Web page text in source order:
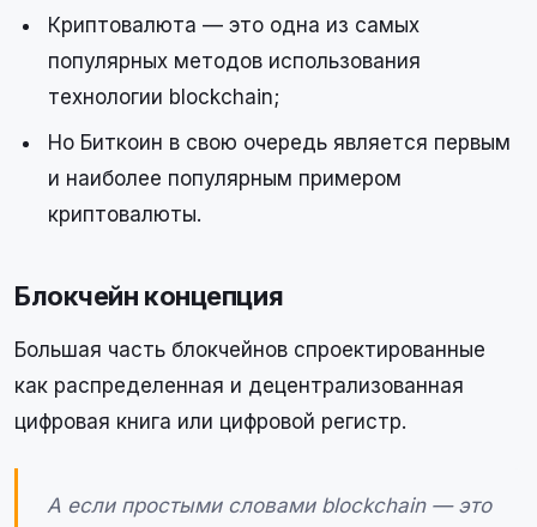
Криптовалюта — это одна из самых
популярных методов использования
технологии blockchain;
Но Биткоин в свою очередь является первым
и наиболее популярным примером
криптовалюты.
Блокчейн концепция
Большая часть блокчейнов спроектированные
как распределенная и децентрализованная
цифровая книга или цифровой регистр.
А если простыми словами blockchain — это